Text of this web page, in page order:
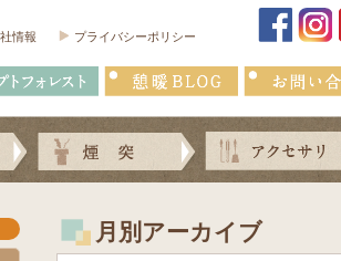
情報 プライバシーポリシー
月別アーカイブ